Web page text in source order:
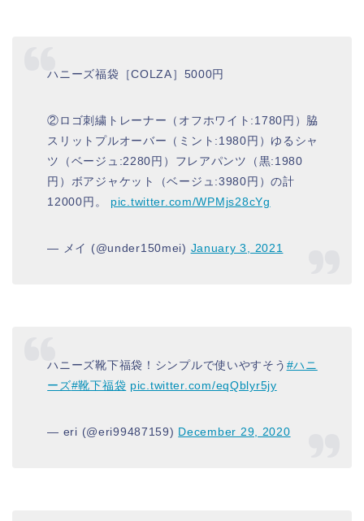
ハニーズ福袋［COLZA］5000円
②ロゴ刺繍トレーナー（オフホワイト:1780円）脇
スリットプルオーバー（ミント:1980円）ゆるシャ
ツ（ベージュ:2280円）フレアパンツ（黒:1980
円）ボアジャケット（ベージュ:3980円）の計
12000円。 pic.twitter.com/WPMjs28cYg
— メイ (@under150mei) January 3, 2021
ハニーズ靴下福袋！シンプルで使いやすそう #ハニ
ーズ#靴下福袋 pic.twitter.com/eqQblyr5jy
— eri (@eri99487159) December 29, 2020